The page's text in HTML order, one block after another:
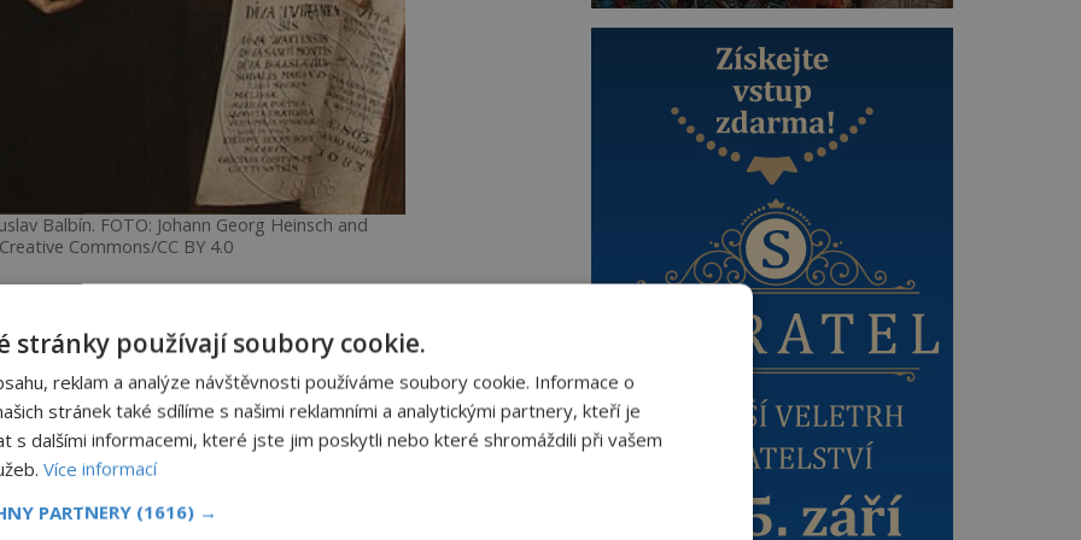
Balbín. FOTO: Johann Georg Heinsch and
Commons/CC BY 4.0
kterou nedokládají žádné archeologické
roku 1200 př. n. l. stávalo pravěké
i Keltové. V pozdním středověku tu
známým poutním místem.
základního kamene současné
Marie.
stránky používají soubory cookie.
reklam a analýze návštěvnosti používáme soubory cookie. Informace o
stránek také sdílíme s našimi reklamními a analytickými partnery, kteří je
s dalšími informacemi, které jste jim poskytli nebo které shromáždili při vašem
Více informací
PARTNERY (1616) →